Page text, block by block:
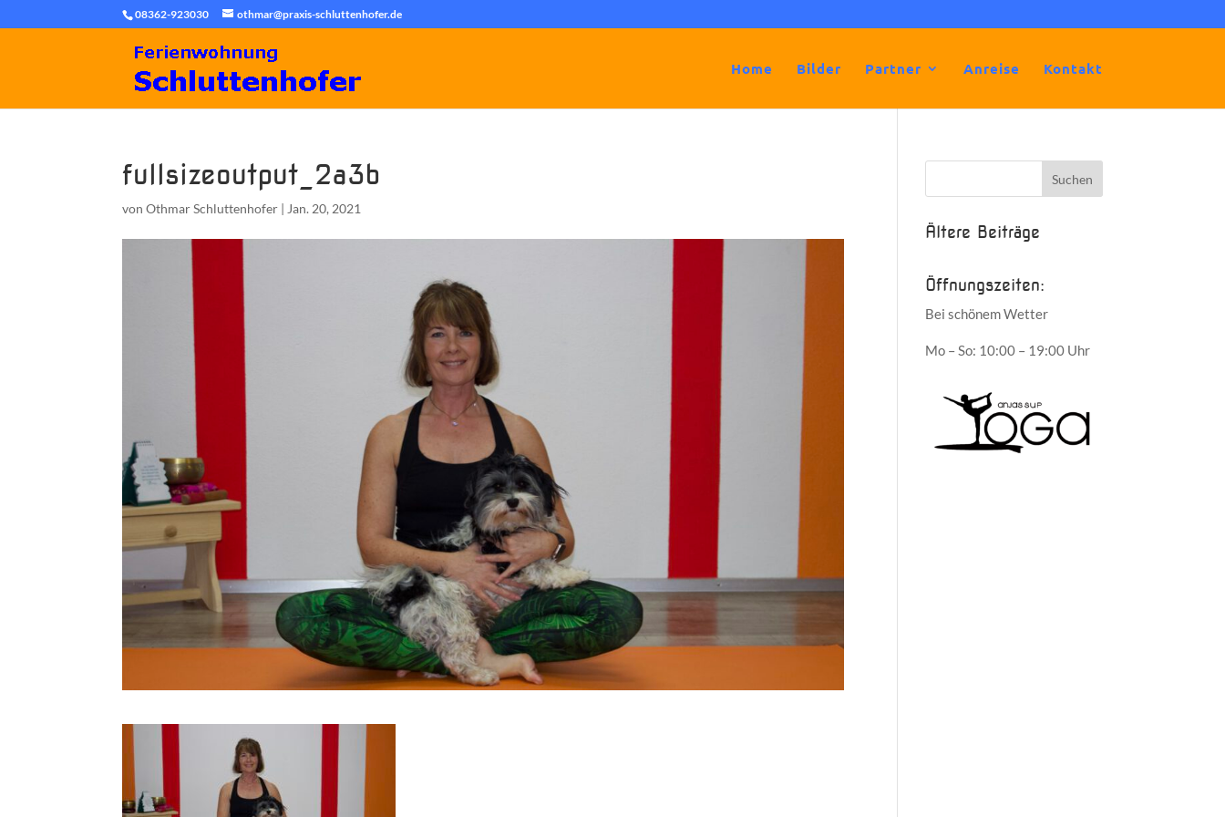
08362-923030 othmar@praxis-schluttenhofer.de
Home Bilder Partner Anreise Kontakt
fullsizeoutput_2a3b
vonOthmar Schluttenhofer | Jan. 20, 2021
Ältere Beiträge
Öffnungszeiten:
Bei schönem Wetter
Mo – So: 10:00 – 19:00 Uhr